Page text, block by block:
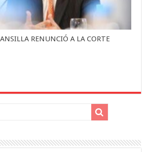
RENUNCIÓ A LA CORTE